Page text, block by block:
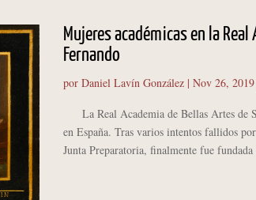
Mujeres académicas en la
Fernando
por Daniel Lavín González| Nov 26, 2019
La Real Academia de Bellas Artes de
en España. Tras varios intentos fallidos
Junta Preparatoria, finalmente fue